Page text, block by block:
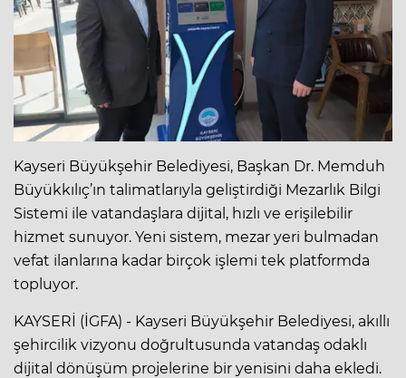
Kayseri Büyükşehir Belediyesi, Başkan Dr. Memduh
Büyükkılıç’ın talimatlarıyla geliştirdiği Mezarlık Bilgi
Sistemi ile vatandaşlara dijital, hızlı ve erişilebilir
hizmet sunuyor. Yeni sistem, mezar yeri bulmadan
vefat ilanlarına kadar birçok işlemi tek platformda
topluyor.
KAYSERİ (İGFA) - Kayseri Büyükşehir Belediyesi, akıllı
şehircilik vizyonu doğrultusunda vatandaş odaklı
dijital dönüşüm projelerine bir yenisini daha ekledi.